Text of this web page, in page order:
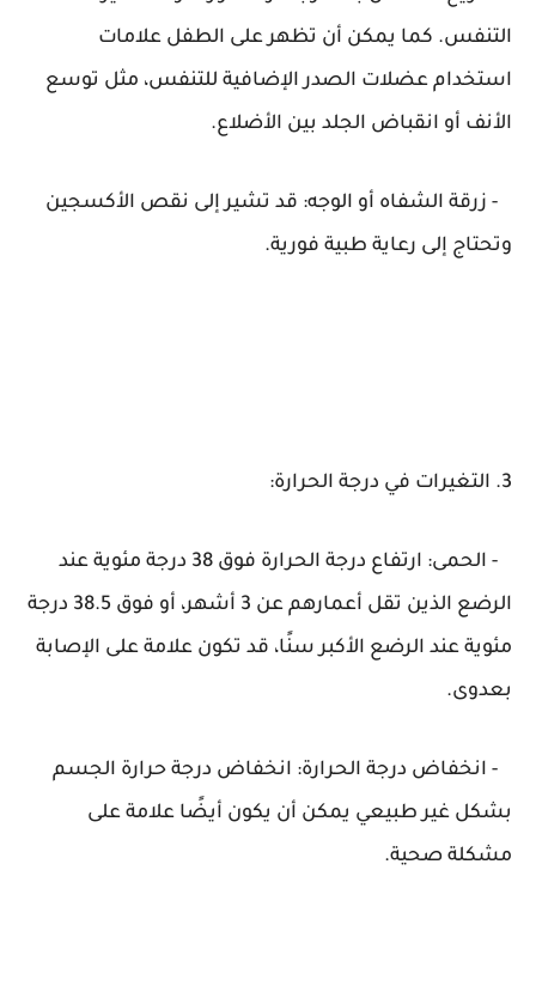
التنفس. كما يمكن أن تظهر على الطفل علامات
استخدام عضلات الصدر الإضافية للتنفس، مثل توسع
الأنف أو انقباض الجلد بين الأضلاع.
- زرقة الشفاه أو الوجه: قد تشير إلى نقص الأكسجين
وتحتاج إلى رعاية طبية فورية.
3. التغيرات في درجة الحرارة:
- الحمى: ارتفاع درجة الحرارة فوق 38 درجة مئوية عند
الرضع الذين تقل أعمارهم عن 3 أشهر، أو فوق 38.5 درجة
مئوية عند الرضع الأكبر سنًا، قد تكون علامة على الإصابة
بعدوى.
- انخفاض درجة الحرارة: انخفاض درجة حرارة الجسم
بشكل غير طبيعي يمكن أن يكون أيضًا علامة على
مشكلة صحية.